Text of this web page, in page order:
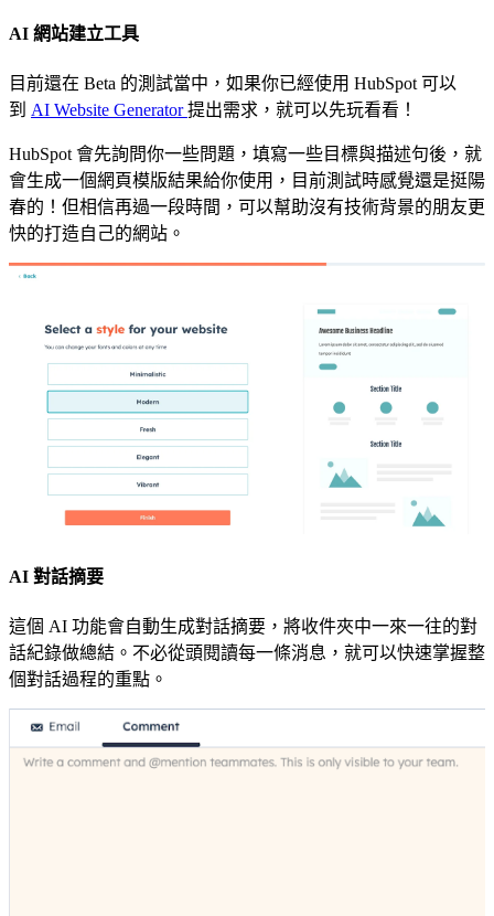
AI 網站建立工具
目前還在 Beta 的測試當中，如果你已經使用 HubSpot 可以
到 AI Website Generator提出需求，就可以先玩看看！
HubSpot 會先詢問你一些問題，填寫一些目標與描述句後，就
會生成一個網頁模版結果給你使用，目前測試時感覺還是挺陽
春的！但相信再過一段時間，可以幫助沒有技術背景的朋友更
快的打造自己的網站。
AI 對話摘要
這個 AI 功能會自動生成對話摘要，將收件夾中一來一往的對
話紀錄做總結。不必從頭閱讀每一條消息，就可以快速掌握整
個對話過程的重點。